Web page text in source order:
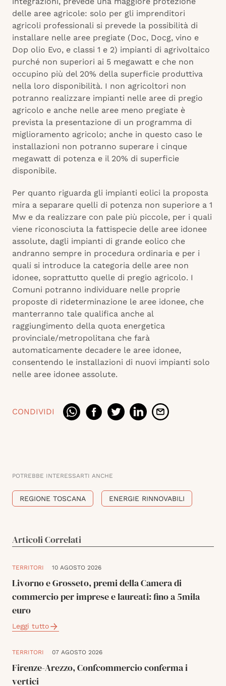
delle aree agricole: solo per gli imprenditori
agricoli professionali si prevede la possibilità di
installare nelle aree pregiate (Doc, Docg, vino e
Dop olio Evo, e classi 1 e 2) impianti di agrivoltaico
purché non superiori ai 5 megawatt e che non
occupino più del 20% della superficie produttiva
nella loro disponibilità. I non agricoltori non
potranno realizzare impianti nelle aree di pregio
agricolo e anche nelle aree meno pregiate è
prevista la presentazione di un programma di
miglioramento agricolo; anche in questo caso le
installazioni non potranno superare i cinque
megawatt di potenza e il 20% di superficie
disponibile.
Per quanto riguarda gli impianti eolici la proposta
mira a separare quelli di potenza non superiore a 1
Mw e da realizzare con pale più piccole, per i quali
viene riconosciuta la fattispecie delle aree idonee
assolute, dagli impianti di grande eolico che
andranno sempre in procedura ordinaria e per i
quali si introduce la categoria delle aree non
idonee, soprattutto quelle di pregio agricolo. I
Comuni potranno individuare nelle proprie
proposte di rideterminazione le aree idonee, che
manterranno tale qualifica anche al
raggiungimento della quota energetica
provinciale/metropolitana che farà
automaticamente decadere le aree idonee,
consentendo le installazioni di nuovi impianti solo
nelle aree idonee assolute.
CONDIVIDI
POTREBBE INTERESSARTI ANCHE
REGIONE TOSCANA ENERGIE RINNOVABILI
Articoli Correlati
TERRITORI 10 AGOSTO 2026
Livorno e Grosseto, premi della Camera di
commercio per imprese e laureati: fino a 5mila
euro
Leggi tutto
TERRITORI 07 AGOSTO 2026
Firenze-Arezzo, Confcommercio conferma i
vertici